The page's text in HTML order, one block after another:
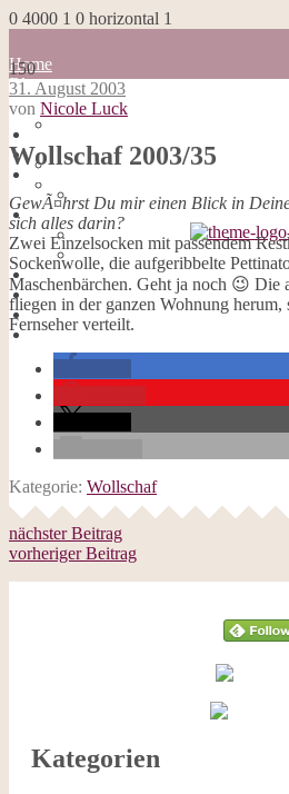
0 4000 1 0 horizontal 1
Home
Blog
about me
Impressum
Datenschutzerklärung
Galerie
Opal-Abos
Strickblogs
Hörbücher
150
Home
Blog
about me
100 Dinge
Impressum
Datenschutzerklärung
Cookies
Galerie
Opal-Abos
Strickblogs
Hörbücher
31. August 2003
von Nicole Luck
Wollschaf 2003/35
GewÃ¤hrst Du mir einen Blick in
sich alles darin?
Zwei Einzelsocken mit passendem
Sockenwolle, die aufgeribbelte
Maschenbärchen. Geht ja noch 😉 Die
fliegen in der ganzen Wohnung herum,
Fernseher verteilt.
Kategorie: Wollschaf
nächster Beitrag
vorheriger Beitrag
Kategorien